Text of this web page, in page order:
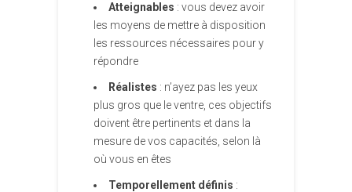
Atteignables : vous devez avoir
les moyens de mettre à disposition
les ressources nécessaires pour y
répondre
Réalistes : n’ayez pas les yeux
plus gros que le ventre, ces objectifs
doivent être pertinents et dans la
mesure de vos capacités, selon là
où vous en êtes
Temporellement définis :